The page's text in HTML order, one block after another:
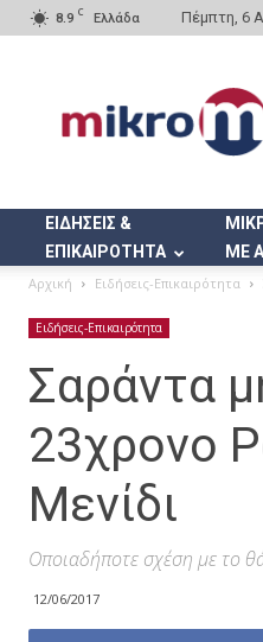
8.9 C Ελλάδα Πέμπτη, 6
ΕΙΔΗΣΕΙΣ &
ΕΠΙΚΑΙΡΟΤΗΤΑ
ΜΕ
Αρχική Ειδήσεις-Επικαιρότητα
Ειδήσεις-Επικαιρότητα
Σαράντα
23χρονο
Μενίδι
Οποιαδήποτε σχέση με το
12/06/2017